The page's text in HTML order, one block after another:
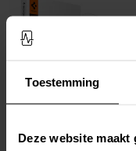
Toestemming
Deze website
Op voorraad